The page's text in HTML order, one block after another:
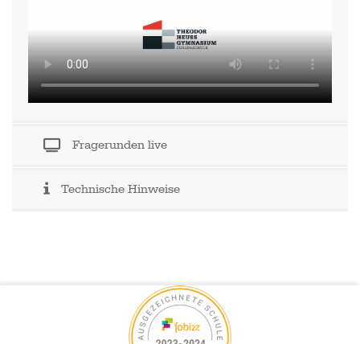
Fragerunden live
Technische Hinweise